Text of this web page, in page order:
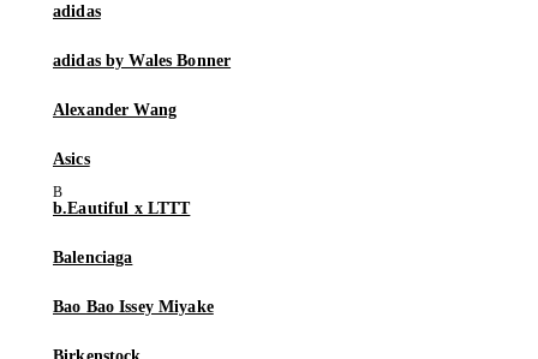
adidas
adidas by Wales Bonner
Alexander Wang
Asics
b.Eautiful x LTTT
Balenciaga
Bao Bao Issey Miyake